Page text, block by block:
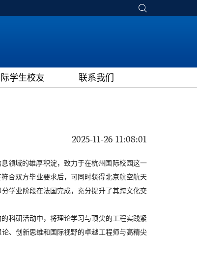
际学生校友
联系我们
2025-11-26 11:08:01
领域的雄厚积淀，致力于在杭州国际校园这一
合双方毕业要求后，可同时获得北京航空航天
学业阶段在法国完成，充分提升了其跨文化交
科研活动中，将理论学习与顶尖的工程实践紧
、创新思维和国际视野的卓越工程师与高精尖